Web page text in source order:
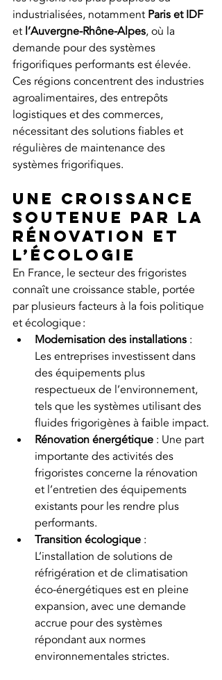
industrialisées, notamment Paris et IDF
et l’Auvergne-Rhône-Alpes, où la
demande pour des systèmes
frigorifiques performants est élevée.
Ces régions concentrent des industries
agroalimentaires, des entrepôts
logistiques et des commerces,
nécessitant des solutions fiables et
régulières de maintenance des
systèmes frigorifiques.
Une croissance
soutenue par la
rénovation et
l’écologie
En France, le secteur des frigoristes
connaît une croissance stable, portée
par plusieurs facteurs à la fois politique
et écologique :
Modernisation des installations :
Les entreprises investissent dans
des équipements plus
respectueux de l’environnement,
tels que les systèmes utilisant des
fluides frigorigènes à faible impact.
Rénovation énergétique : Une part
importante des activités des
frigoristes concerne la rénovation
et l’entretien des équipements
existants pour les rendre plus
performants.
Transition écologique :
L’installation de solutions de
réfrigération et de climatisation
éco-énergétiques est en pleine
expansion, avec une demande
accrue pour des systèmes
répondant aux normes
environnementales strictes.